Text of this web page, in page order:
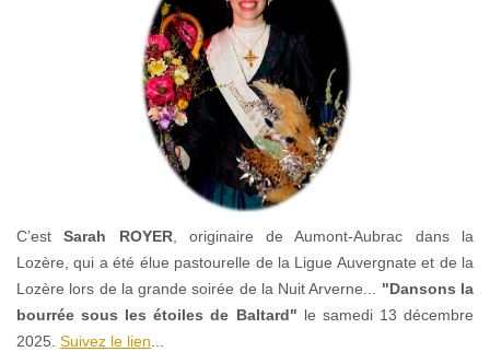
C’estSarah ROYER, originaire de Aumont-Aubrac dans la
Lozère, qui a été élue pastourelle de la Ligue Auvergnate et de la
Lozère lors de la grande soirée de la Nuit Arverne... "Dansons la
bourrée sous les étoiles de Baltard" le samedi 13 décembre
2025. Suivez le lien...